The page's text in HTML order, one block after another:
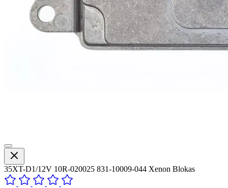
35XT-D1/12V 10R-020025 831-10009-044 Xenon Blokas